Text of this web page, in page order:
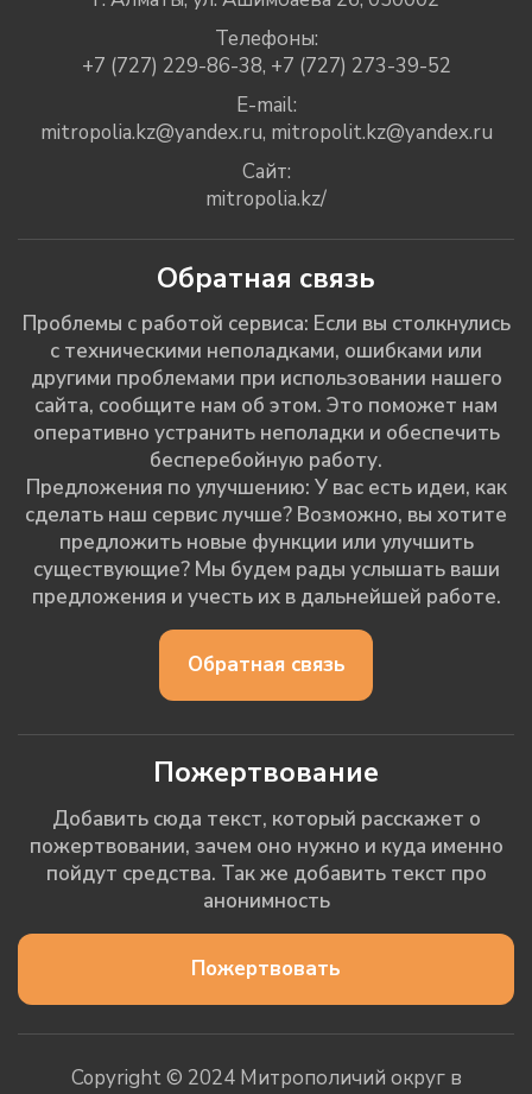
Телефоны:
+7 (727) 229-86-38, +7 (727) 273-39-52
E-mail:
mitropolia.kz@yandex.ru, mitropolit.kz@yandex.ru
Сайт:
mitropolia.kz/
Обратная связь
Проблемы с работой сервиса: Если вы столкнулись
с техническими неполадками, ошибками или
другими проблемами при использовании нашего
сайта, сообщите нам об этом. Это поможет нам
оперативно устранить неполадки и обеспечить
бесперебойную работу.
Предложения по улучшению: У вас есть идеи, как
сделать наш сервис лучше? Возможно, вы хотите
предложить новые функции или улучшить
существующие? Мы будем рады услышать ваши
предложения и учесть их в дальнейшей работе.
Обратная связь
Пожертвование
Добавить сюда текст, который расскажет о
пожертвовании, зачем оно нужно и куда именно
пойдут средства. Так же добавить текст про
анонимность
Пожертвовать
Copyright © 2024 Митрополичий округ в